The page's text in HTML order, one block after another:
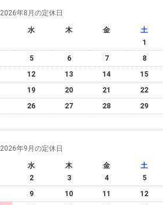
2026年8月の定休日
水 木 金
土
1
5 6 7
8
12 13 14
15
19 20 21
22
26 27 28
29
2026年9月の定休日
水 木 金
土
2 3 4
5
9 10 11
12